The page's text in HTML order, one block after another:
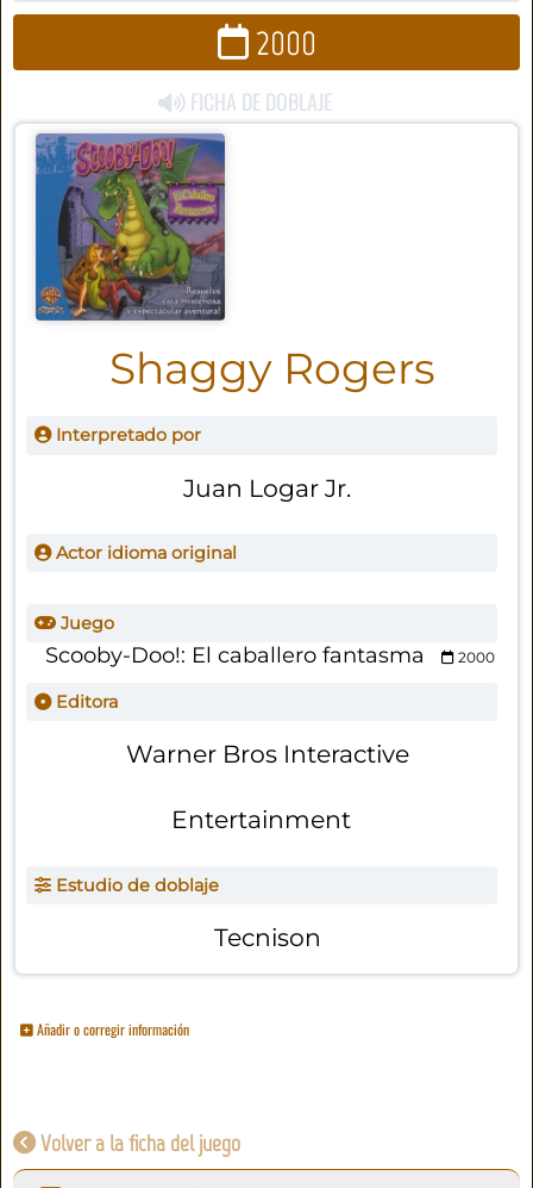
2000
FICHA DE DOBLAJE
Shaggy Rogers
Interpretado por
Juan Logar Jr.
Actor idioma original
Juego
Scooby-Doo!: El caballero fantasma 2000
Editora
Warner Bros Interactive
Entertainment
Estudio de doblaje
Tecnison
Añadir o corregir información
Volver a la ficha del juego